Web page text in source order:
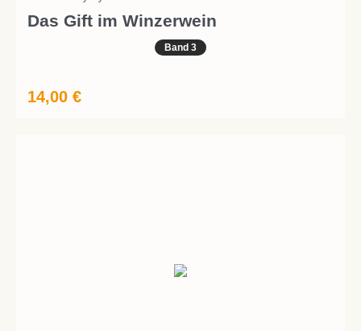
Das Gift im Winzerwein
Band 3
14,00 €